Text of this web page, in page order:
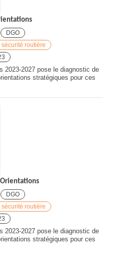
DGO
routière
2023-2027 pose le diagnostic de
stratégiques pour ces
DGO
routière
2023-2027 pose le diagnostic de
stratégiques pour ces